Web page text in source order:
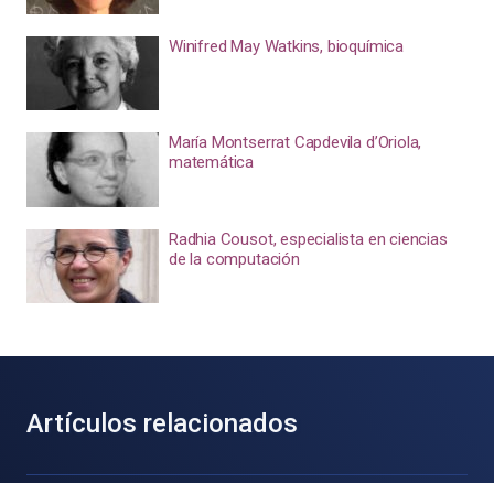
Winifred May Watkins, bioquímica
María Montserrat Capdevila d’Oriola,
matemática
Radhia Cousot, especialista en ciencias
de la computación
Artículos relacionados